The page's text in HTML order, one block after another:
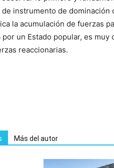
instrumento de dominación
la acumulación de fuerzas
un Estado popular, es
reaccionarias.
Más del autor